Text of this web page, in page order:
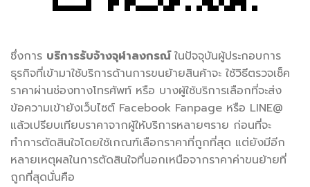
ซึ่งการ บริการรับจ้างจุฬาลงกรณ์ในปัจจุบันผู้ประกอบการ
ธุรกิจที่เข้ามาใช้บริการด้านการขนย้ายสินค้าจะ ใช้วิธีตรวจเช็ค
ราคาผ่านช่องทางโทรศัพท์ หรือ บางผู้ใช้บริการเลือกที่จะส่ง
ข้อความเข้ายังเว็บไซต์ Facebook Fanpage หรือ LINE@
แล้วเปรียบเทียบราคาจากผู้ให้บริการหลายๆราย ก่อนที่จะ
ทำการตัดสินใจโดยใช้เกณฑ์เลือกราคาที่ถูกที่สุด แต่ยังมีอีก
หลายเหตุผลในการตัดสินใจที่นอกเหนือจากราคาค่าขนย้ายที่
ถูกที่สุดนั่นคือ